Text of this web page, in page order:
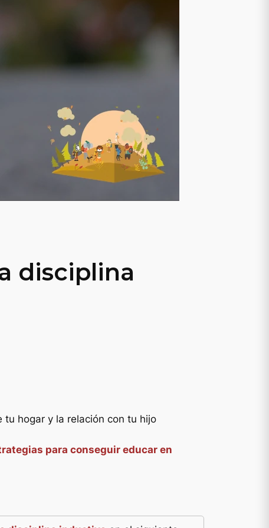
disciplina
tu hogar y la relación con tu hijo
para conseguir educar en